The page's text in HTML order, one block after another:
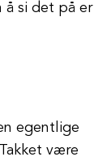
å si det på er
egentlige
være